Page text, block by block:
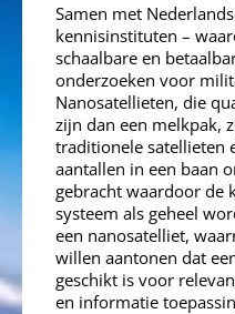
Samen met
kennisinstituten –
schaalbare en
onderzoeken voor
Nanosatellieten, die
zijn dan een melkpak,
traditionele satellieten
aantallen in een baan
gebracht waardoor de
systeem als geheel
een nanosatelliet,
willen aantonen dat
geschikt is voor
en informatie